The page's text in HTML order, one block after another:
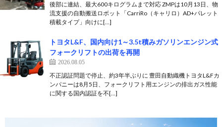
後部に連結、最大600キログラムまで対応 ZMPは10月13日、物
流支援の自動搬送ロボット「CarriRo（キャリロ）AD+パレット
積載タイプ」向けに[…]
トヨタL&F、国内向け1～3.5t積みガソリンエンジン式
フォークリフトの出荷を再開
2026.08.05
不正認証問題で停止、約3年半ぶりに 豊田自動織機トヨタL&Fカ
ンパニーは8月5日、フォークリフト用エンジンの排出ガス性能
に関する国内認証を不[…]